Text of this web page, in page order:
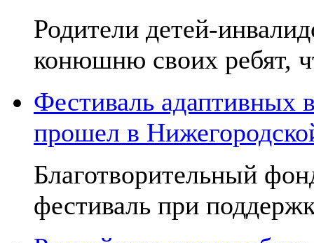
Родители детей-
конюшню своих ребят,
Фестиваль адаптивных
прошел в
Благотворительный
фестиваль при